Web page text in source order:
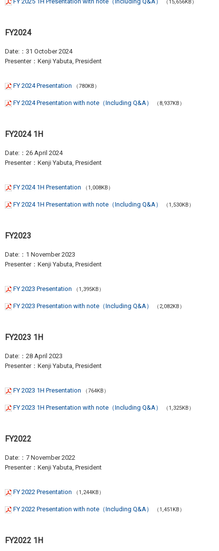
（15,656KB）
FY2024
Date:：31 October 2024
Presenter：Kenji Yabuta, President
FY 2024 Presentation （780KB）
FY 2024 Presentation with note（Including Q&A） （8,937KB）
FY2024 1H
Date:：26 April 2024
Presenter：Kenji Yabuta, President
FY 2024 1H Presentation （1,008KB）
FY 2024 1H Presentation with note（Including Q&A） （1,530KB）
FY2023
Date:：1 November 2023
Presenter：Kenji Yabuta, President
FY 2023 Presentation （1,395KB）
FY 2023 Presentation with note（Including Q&A） （2,082KB）
FY2023 1H
Date:：28 April 2023
Presenter：Kenji Yabuta, President
FY 2023 1H Presentation （764KB）
FY 2023 1H Presentation with note（Including Q&A） （1,325KB）
FY2022
Date:：7 November 2022
Presenter：Kenji Yabuta, President
FY 2022 Presentation （1,244KB）
FY 2022 Presentation with note（Including Q&A） （1,451KB）
FY2022 1H